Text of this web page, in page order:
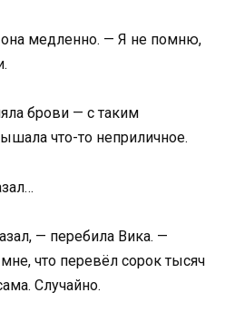
она медленно. — Я не помню,
брови — с таким
что-то неприличное.
— перебила Вика. —
что перевёл сорок тысяч
Случайно.